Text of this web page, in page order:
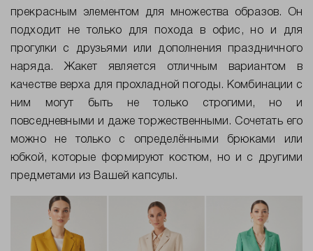
прекрасным элементом для множества образов. Он
подходит не только для похода в офис, но и для
прогулки с друзьями или дополнения праздничного
наряда. Жакет является отличным вариантом в
качестве верха для прохладной погоды. Комбинации с
ним могут быть не только строгими, но и
повседневными и даже торжественными. Сочетать его
можно не только с определёнными брюками или
юбкой, которые формируют костюм, но и с другими
предметами из Вашей капсулы.